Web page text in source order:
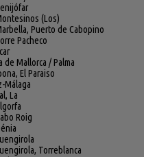
(Los)
Puerto de Cabopino
Pacheco
de Mallorca / Palma
El Paraiso
Málaga
La
Roig
Torreblanca